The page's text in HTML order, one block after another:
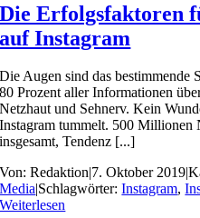
Die Erfolgsfaktoren
auf Instagram
Die Augen sind das bestimmende
80 Prozent aller Informationen
Netzhaut und Sehnerv. Kein
Instagram tummelt. 500
insgesamt, Tendenz [...]
Von:Redaktion|7. Oktober 2019|
Media|Schlagwörter:Instagram,
Weiterlesen